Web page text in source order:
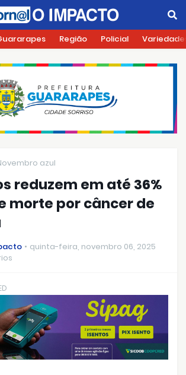
Região Policial
azul
reduzem em até 36%
morte por câncer de
quinta-feira, novembro 06, 2025